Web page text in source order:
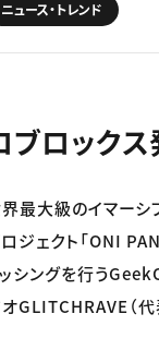
ア
ニュース・トレンド
ブロック
最大級のイマーシ
ジェクト「ONI
シングを行う
GLITCHRAVE（